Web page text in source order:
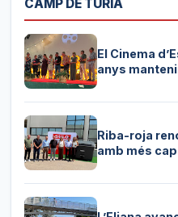
CAMP DE TÚRIA
El Cinema
anys
Riba-roja
amb més